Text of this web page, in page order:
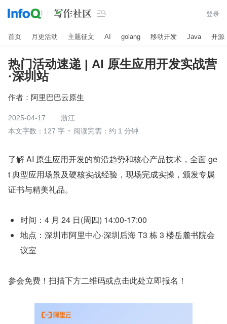
 登录
首页 月更活动 主题征文 AI golang 移动开发 Java 开源
热门活动速递 | AI 原生应用开发实战营
·深圳站
作者： 阿里巴巴云原生
2025-04-17
浙江
本文字数：127 字
阅读完需：约 1 分钟
了解 AI 原生应用开发的前沿趋势和核心产品技术，全面 ge
t 典型应用场景及硬核实战经验，现场完成实操，颁发专属
证书与精美礼品。
时间：4 月 24 日(周四) 14:00-17:00
地点：深圳市阿里中心·深圳后海 T3 栋 3 楼岳麓书院会
议室
参会免费！扫描下方二维码或点击此处立即报名！